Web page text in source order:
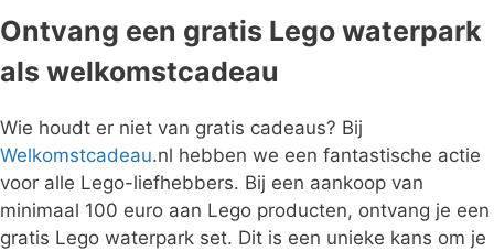
Ontvang een gratis Lego waterpark
als welkomstcadeau
Wie houdt er niet van gratis cadeaus? Bij
Welkomstcadeau.nl hebben we een fantastische actie
voor alle Lego-liefhebbers. Bij een aankoop van
minimaal 100 euro aan Lego producten, ontvang je een
gratis Lego waterpark set. Dit is een unieke kans om je